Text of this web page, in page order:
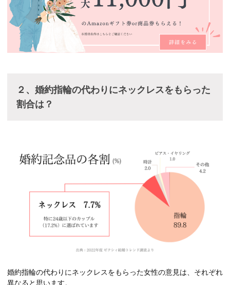
２、婚約指輪の代わりにネックレスをもらった
割合は？
婚約指輪の代わりにネックレスをもらった女性の意見は、それぞれ
異なると思います。